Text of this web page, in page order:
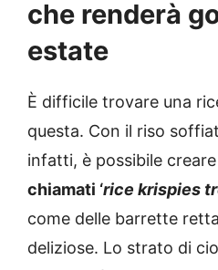
che renderà
estate
È difficile trovare una
questa. Con il riso
infatti, è possibile
chiamati ‘rice krispies
come delle barrette
deliziose. Lo strato di